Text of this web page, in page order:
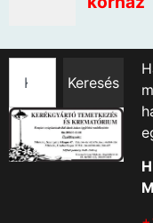
Keresés